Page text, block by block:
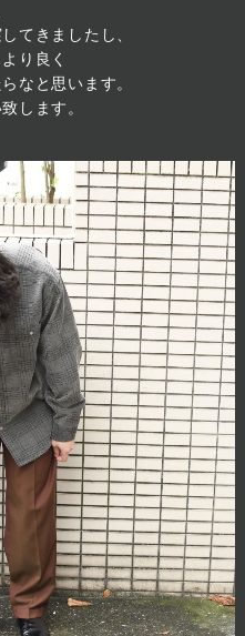
てきましたし、
り良く
なと思います。
します。